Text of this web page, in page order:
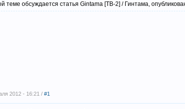
теме обсуждается статья Gintama [ТВ-2] / Гинтама,
2012 - 16:21 / #1